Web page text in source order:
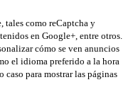
tales como reCaptcha y
en Google+, entre otros.
cómo se ven anuncios
el idioma preferido a la hora
caso para mostrar las páginas